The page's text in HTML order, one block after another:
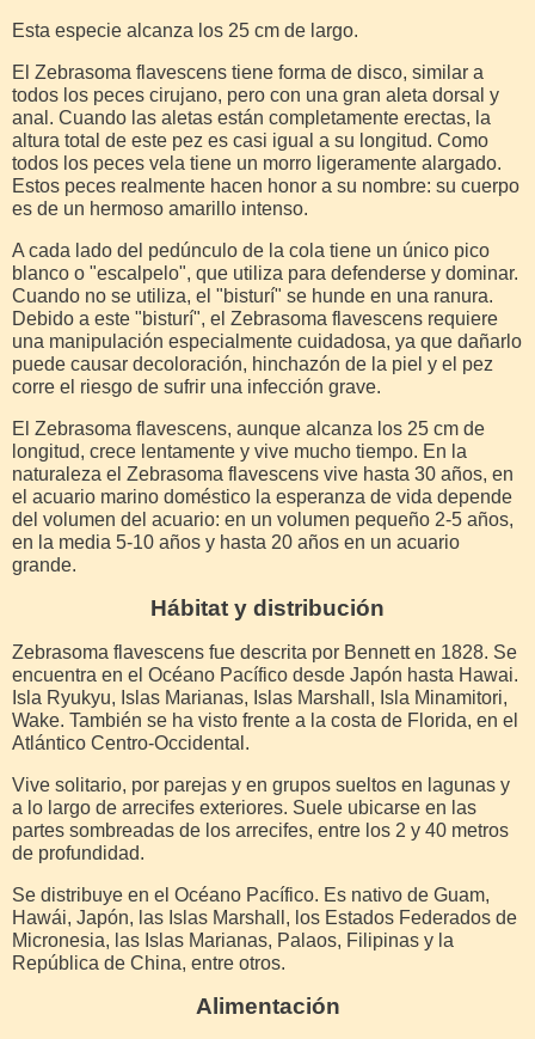
Esta especie alcanza los 25 cm de largo.
El Zebrasoma flavescens tiene forma de disco, similar a
todos los peces cirujano, pero con una gran aleta dorsal y
anal. Cuando las aletas están completamente erectas, la
altura total de este pez es casi igual a su longitud. Como
todos los peces vela tiene un morro ligeramente alargado.
Estos peces realmente hacen honor a su nombre: su cuerpo
es de un hermoso amarillo intenso.
A cada lado del pedúnculo de la cola tiene un único pico
blanco o "escalpelo", que utiliza para defenderse y dominar.
Cuando no se utiliza, el "bisturí" se hunde en una ranura.
Debido a este "bisturí", el Zebrasoma flavescens requiere
una manipulación especialmente cuidadosa, ya que dañarlo
puede causar decoloración, hinchazón de la piel y el pez
corre el riesgo de sufrir una infección grave.
El Zebrasoma flavescens, aunque alcanza los 25 cm de
longitud, crece lentamente y vive mucho tiempo. En la
naturaleza el Zebrasoma flavescens vive hasta 30 años, en
el acuario marino doméstico la esperanza de vida depende
del volumen del acuario: en un volumen pequeño 2-5 años,
en la media 5-10 años y hasta 20 años en un acuario
grande.
Hábitat y distribución
Zebrasoma flavescens fue descrita por Bennett en 1828. Se
encuentra en el Océano Pacífico desde Japón hasta Hawai.
Isla Ryukyu, Islas Marianas, Islas Marshall, Isla Minamitori,
Wake. También se ha visto frente a la costa de Florida, en el
Atlántico Centro-Occidental.
Vive solitario, por parejas y en grupos sueltos en lagunas y
a lo largo de arrecifes exteriores. Suele ubicarse en las
partes sombreadas de los arrecifes, entre los 2 y 40 metros
de profundidad.
Se distribuye en el Océano Pacífico. Es nativo de Guam,
Hawái, Japón, las Islas Marshall, los Estados Federados de
Micronesia, las Islas Marianas, Palaos, Filipinas y la
República de China, entre otros.
Alimentación